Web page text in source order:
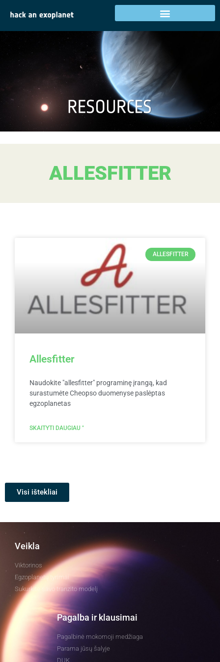
ALLESFITTER
ALLESFITTER
Allesfitter
Naudokite "allesfitter" programinę įrangą, kad
surastumėte Cheopso duomenyse paslėptas
egzoplanetas
SKAITYTI DAUGIAU "
Visi ištekliai
Veikla
Viktorinos
Egzoplanetų tyrimai
Sukurkite savo tranzito modelį
Pagalba ir klausimai
Pagalbinė mokomoji medžiaga
Parama jūsų šalyje
DUK